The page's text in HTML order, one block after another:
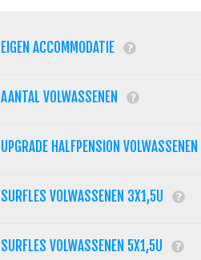
EIGEN ACCOMMODATIE
AANTAL VOLWASSENEN
UPGRADE HALFPENSION VOLWASSENEN
SURFLES VOLWASSENEN 3X1,5U
SURFLES VOLWASSENEN 5X1,5U